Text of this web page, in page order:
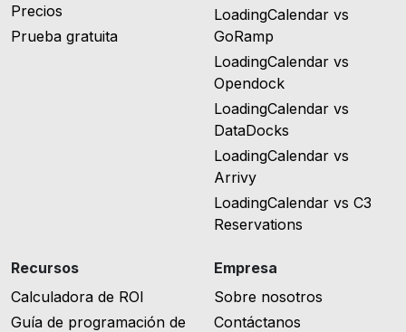
Precios
Prueba gratuita
LoadingCalendar vs
GoRamp
LoadingCalendar vs
Opendock
LoadingCalendar vs
DataDocks
LoadingCalendar vs
Arrivy
LoadingCalendar vs C3
Reservations
Recursos
Calculadora de ROI
Guía de programación de
Empresa
Sobre nosotros
Contáctanos